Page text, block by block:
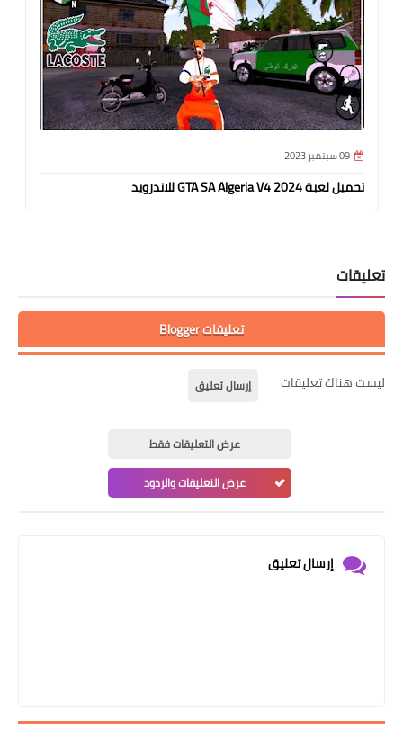
09 سبتمبر 2023
تحميل لعبة GTA SA Algeria V4 2024 للاندرويد
تعليقات
تعليقات Blogger
ليست هناك تعليقات إرسال تعليق
عرض التعليقات فقط
عرض التعليقات والردود
إرسال تعليق